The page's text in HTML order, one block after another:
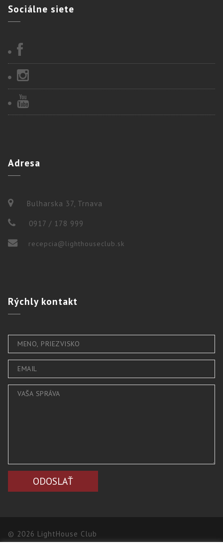
Sociálne siete
Adresa
Bulharska 37, Trnava
0917 / 178 999
recepcia@lighthouseclub.sk
Rýchlykontakt
© 2026 LightHouse Club